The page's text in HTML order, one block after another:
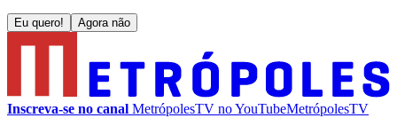
Eu quero! Agora não
Inscreva-se no canal MetrópolesTV noYouTubeMetrópolesTV